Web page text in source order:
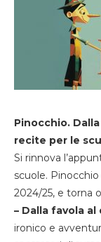
Pinocchio.
recite per le
Si rinnova
scuole.
2024/25, e torna
– Dalla favola
ironico e